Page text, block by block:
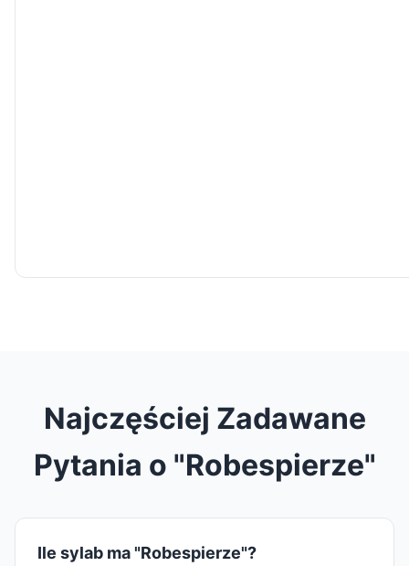
Najczęściej Zadawane
Pytania o "Robespierze"
Ile sylab ma "Robespierze"?